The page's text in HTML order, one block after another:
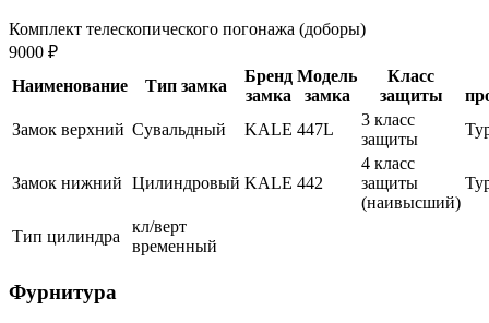
Комплект телескопического погонажа (доборы)
9000 ₽
Наименование
Тип замка
Бренд
замка
Модель
замка
Класс
защиты
Замок верхний Сувальдный KALE 447L
3 класс
защиты
Замок нижний Цилиндровый KALE 442
4 класс
защиты
(наивысший)
Тип цилиндра
кл/верт
временный
Фурнитура